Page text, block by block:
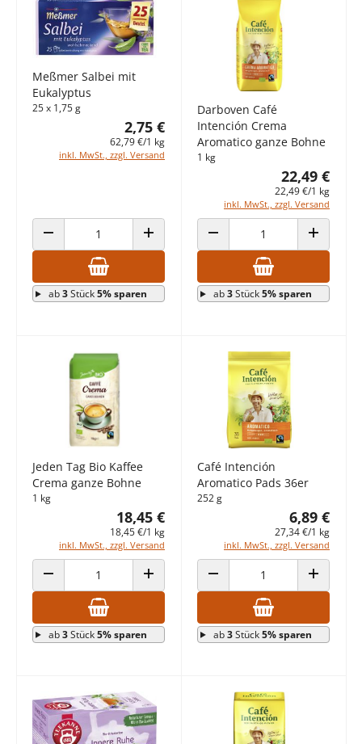
Meßmer Salbei mit
Eukalyptus
25 x 1,75 g
2,75 €
62,79 €/1 kg
inkl. MwSt., zzgl. Versand
ANZAHL VERRINGERN ANZAHL ERHÖHEN
ab3Stück5% sparen
Darboven Café
Intención Crema
Aromatico ganze Bohne
1 kg
22,49 €
22,49 €/1 kg
inkl. MwSt., zzgl. Versand
ANZAHL VERRINGERN ANZAHL
ab3Stück5% sparen
Jeden Tag Bio Kaffee
Crema ganze Bohne
1 kg
18,45 €
18,45 €/1 kg
inkl. MwSt., zzgl. Versand
ANZAHL VERRINGERN ANZAHL ERHÖHEN
ab3Stück5% sparen
Café Intención
Aromatico Pads 36er
252 g
6,89 €
27,34 €/1 kg
inkl. MwSt., zzgl. Versand
ANZAHL VERRINGERN ANZAHL
ab3Stück5% sparen